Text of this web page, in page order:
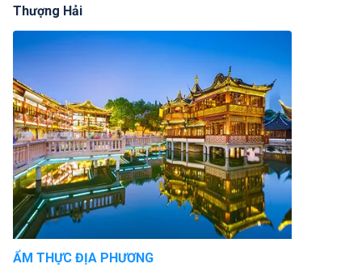
Thượng Hải
ẨM THỰC ĐỊA PHƯƠNG